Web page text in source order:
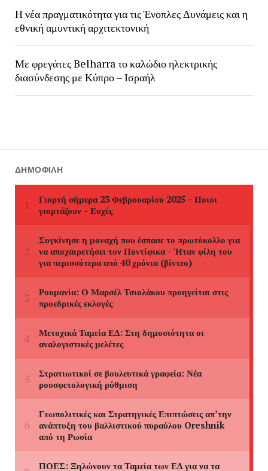
Η νέα πραγματικότητα για τις Ένοπλες Δυνάμεις και η
εθνική αμυντική αρχιτεκτονική
Με φρεγάτες Belharra το καλώδιο ηλεκτρικής
διασύνδεσης με Κύπρο – Ισραήλ
ΔΗΜΟΦΙΛΉ